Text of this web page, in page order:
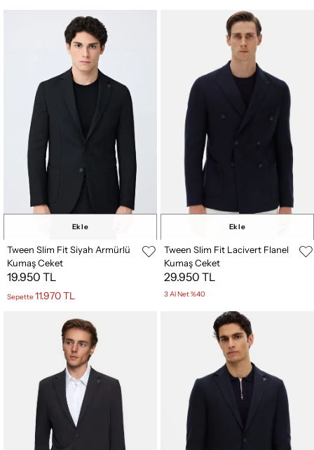
Ekle
Tween Slim Fit Siyah Armürlü
Kumaş Ceket
19.950 TL
Sepette 11.970 TL
Ekle
Tween Slim Fit Lacivert Flanel
Kumaş Ceket
29.950 TL
3 Al Net %40